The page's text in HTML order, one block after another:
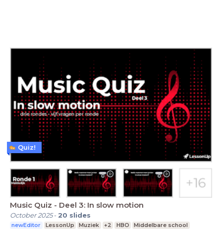
Music Quiz - Deel 3: In slow motion
October 2025- 20 slides
newEditor LessonUp Muziek +2 HBO
Middelbare school
Quiz!